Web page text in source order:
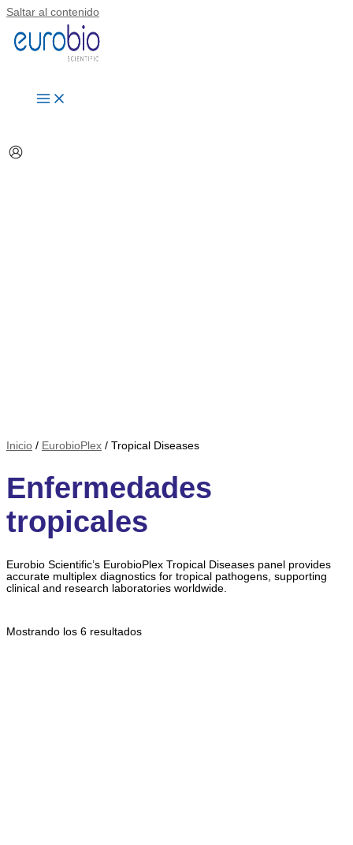
Saltar al contenido
Inicio / EurobioPlex / Tropical Diseases
Enfermedades
tropicales
Eurobio Scientific’s EurobioPlex Tropical Diseases panel provides
accurate multiplex diagnostics for tropical pathogens, supporting
clinical and research laboratories worldwide.
Mostrando los 6 resultados